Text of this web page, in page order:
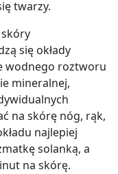
twarzy.
się okłady
wodnego roztworu
mineralnej,
na skórę nóg, rąk,
najlepiej
solanką, a
na skórę.